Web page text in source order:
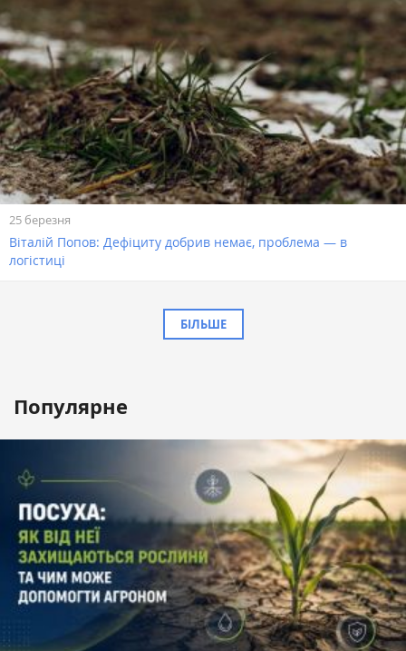
25 березня
Віталій Попов: Дефіциту добрив немає, проблема — в
логістиці
БІЛЬШЕ
Популярне